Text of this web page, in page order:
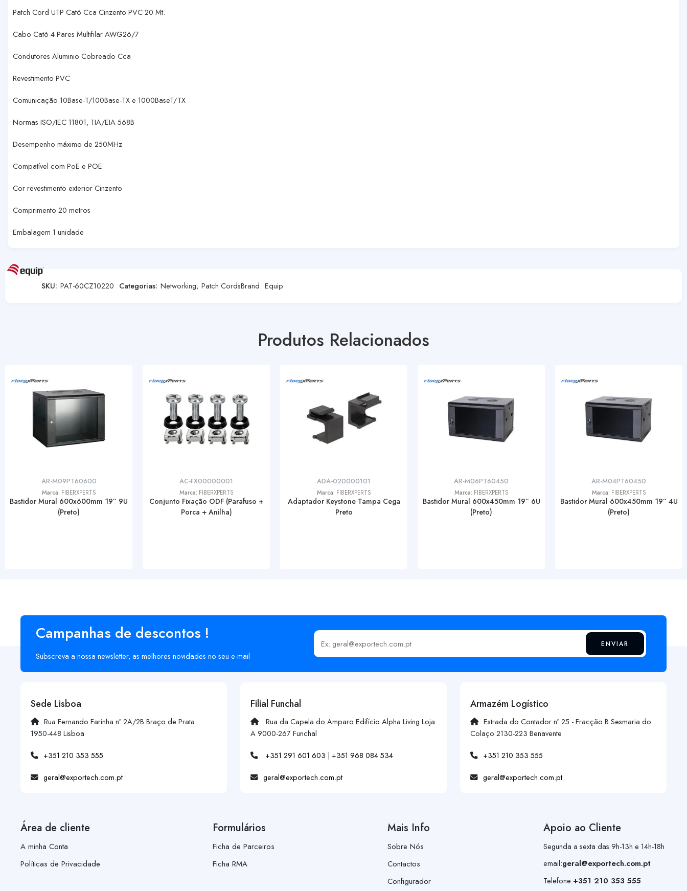
Patch Cord UTP Cat6 Cca Cinzento PVC 20 Mt.
Cabo Cat6 4 Pares Multifilar AWG26/7
Condutores Aluminio Cobreado Cca
Revestimento PVC
Comunicação 10Base-T/100Base-TX e 1000BaseT/TX
Normas ISO/IEC 11801, TIA/EIA 568B
Desempenho máximo de 250MHz
Compatível com PoE e POE
Cor revestimento exterior Cinzento
Comprimento 20 metros
Embalagem 1 unidade
SKU: PAT-60CZ10220 Categorias: Networking, Patch CordsBrand: Equip
Produtos Relacionados
AR-M09PT60600
Marca: FIBERXPERTS
Bastidor Mural 600x600mm 19” 9U
(Preto)
AC-FX00000001
Marca: FIBERXPERTS
Conjunto Fixação ODF (Parafuso +
Porca + Anilha)
ADA-020000101
Marca: FIBERXPERTS
Adaptador Keystone Tampa Cega
Preto
AR-M06PT60450
Marca: FIBERXPERTS
Bastidor Mural 600x450mm 19” 6U
(Preto)
AR-M04PT60450
Marca: FIBERXPERTS
Bastidor Mural 600x450mm 19” 4U
(Preto)
Campanhas de descontos !
Subscreva a nossa newsletter, as melhores novidades no seu e-mail
Insira o seu email ENVIAR
Sede Lisboa
Rua Fernando Farinha nº 2A/2B Braço de Prata
1950-448 Lisboa
+351 210 353 555
geral@exportech.com.pt
Filial Funchal
Rua da Capela do Amparo Edifício Alpha Living Loja
A 9000-267 Funchal
+351 291 601 603 | +351 968 084 534
geral@exportech.com.pt
Armazém Logístico
Estrada do Contador nº 25 - Fracção B Sesmaria do
Colaço 2130-223 Benavente
+351 210 353 555
geral@exportech.com.pt
Área de cliente
A minha Conta
Políticas de Privacidade
Formulários
Ficha de Parceiros
Ficha RMA
Mais Info
Sobre Nós
Contactos
Configurador
Apoio ao Cliente
Segunda a sexta das 9h-13h e 14h-18h
email:geral@exportech.com.pt
Telefone:+351 210 353 555